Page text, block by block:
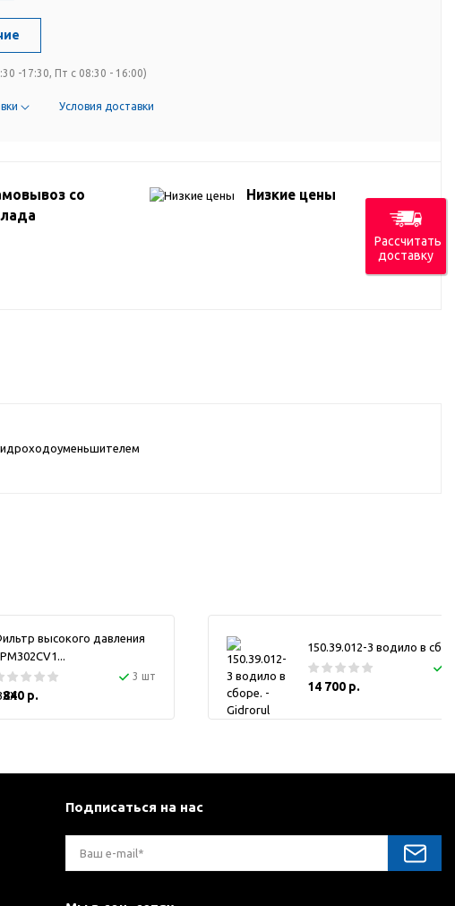
-17:30, Пт с 08:30 - 16:00)
Условия доставки
со
Низкие цены
высокого давления
3 шт
840 р.
150.39.012-3 водило в
14 700 р.
Подписаться на нас
Рассчитать
доставку